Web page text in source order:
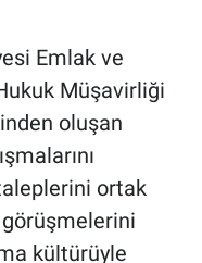
Emlak ve
Müşavirliği
oluşan
ortak
kültürüyle